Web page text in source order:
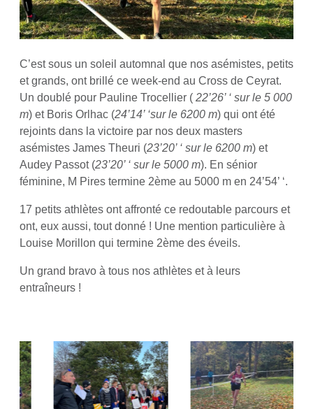
C’est sous un soleil automnal que nos asémistes, petits
et grands, ont brillé ce week-end au Cross de Ceyrat.
Un doublé pour Pauline Trocellier ( 22’26’ ‘ sur le 5 000
m) et Boris Orlhac (24’14’ ‘sur le 6200 m) qui ont été
rejoints dans la victoire par nos deux masters
asémistes James Theuri (23’20’ ‘ sur le 6200 m) et
Audey Passot (23’20’ ‘ sur le 5000 m). En sénior
féminine, M Pires termine 2ème au 5000 m en 24’54’ ‘.
17 petits athlètes ont affronté ce redoutable parcours et
ont, eux aussi, tout donné ! Une mention particulière à
Louise Morillon qui termine 2ème des éveils.
Un grand bravo à tous nos athlètes et à leurs
entraîneurs !